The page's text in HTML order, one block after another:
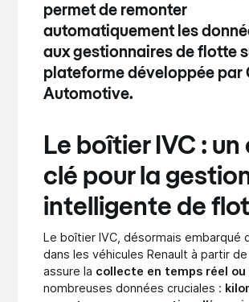
permet de remonter
automatiquement les
aux gestionnaires de flotte
plateforme développée par
Automotive.
Le boîtier IVC : un
clé pour la
intelligente de
Le boîtier IVC, désormais embarqué
dans les véhicules Renault à partir de
assure la collecte en temps réel
nombreuses données cruciales :